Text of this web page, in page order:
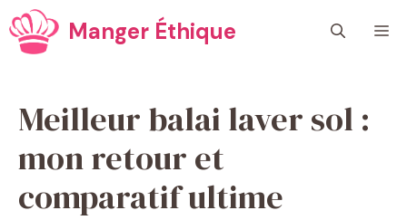
Aller
au
contenu
Manger Éthique
Meilleur balai laver sol :
mon retour et
comparatif ultime